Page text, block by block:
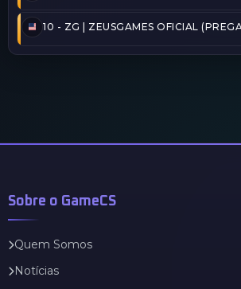
10 - ZG | ZEUSGAMES OFICIAL
Sobre o GameCS
Quem Somos
Notícias